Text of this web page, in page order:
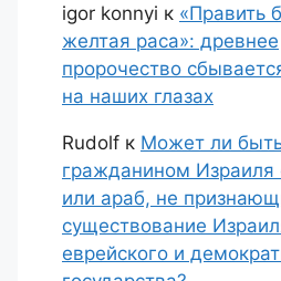
igor konnyi к «Править
желтая раса»: древнее
пророчество
на наших глазах
Rudolf к Может ли
гражданином Израиля
или араб, не
существование
еврейского и